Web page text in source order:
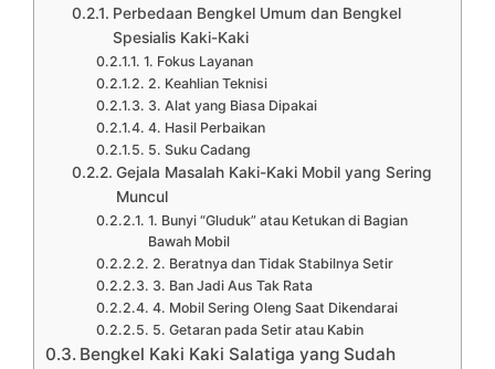
Perbedaan Bengkel Umum dan Bengkel
Spesialis Kaki-Kaki
1. Fokus Layanan
2. Keahlian Teknisi
3. Alat yang Biasa Dipakai
4. Hasil Perbaikan
5. Suku Cadang
Gejala Masalah Kaki-Kaki Mobil yang Sering
Muncul
1. Bunyi “Gluduk” atau Ketukan di Bagian
Bawah Mobil
2. Beratnya dan Tidak Stabilnya Setir
3. Ban Jadi Aus Tak Rata
4. Mobil Sering Oleng Saat Dikendarai
5. Getaran pada Setir atau Kabin
Bengkel Kaki Kaki Salatiga yang Sudah